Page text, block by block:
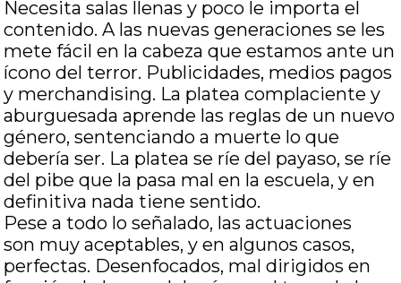
Necesita salas llenas y poco le importa el
contenido. A las nuevas generaciones se les
mete fácil en la cabeza que estamos ante un
ícono del terror. Publicidades, medios pagos
y merchandising. La platea complaciente y
aburguesada aprende las reglas de un nuevo
género, sentenciando a muerte lo que
debería ser. La platea se ríe del payaso, se ríe
del pibe que la pasa mal en la escuela, y en
definitiva nada tiene sentido.
Pese a todo lo señalado, las actuaciones
son muy aceptables, y en algunos casos,
perfectas. Desenfocados, mal dirigidos en